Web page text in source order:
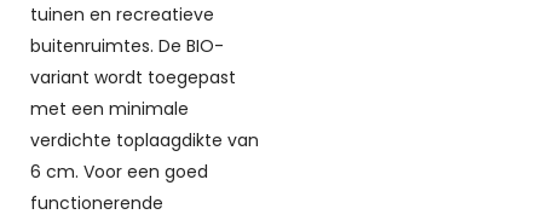
tuinen en recreatieve
buitenruimtes. De BIO-
variant wordt toegepast
met een minimale
verdichte toplaagdikte van
6 cm. Voor een goed
functionerende